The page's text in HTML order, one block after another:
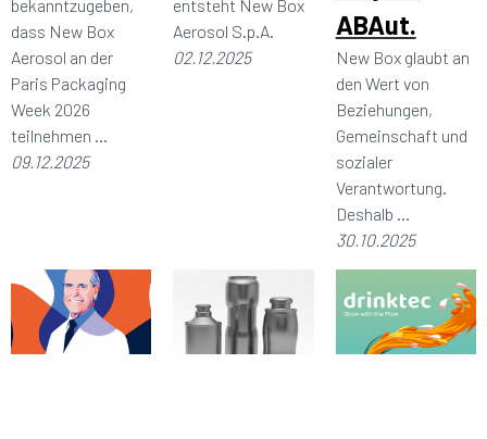
bekanntzugeben,
dass New Box
Aerosol an der
Paris Packaging
Week 2026
teilnehmen ...
09.12.2025
entsteht New Box
Aerosol S.p.A.
02.12.2025
ABAut.
New Box glaubt an
den Wert von
Beziehungen,
Gemeinschaft und
sozialer
Verantwortung.
Deshalb ...
30.10.2025